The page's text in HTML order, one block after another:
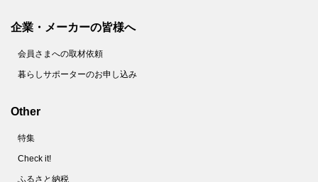
企業・メーカーの皆様へ
会員さまへの取材依頼
暮らしサポーターのお申し込み
Other
特集
Check it!
ふるさと納税